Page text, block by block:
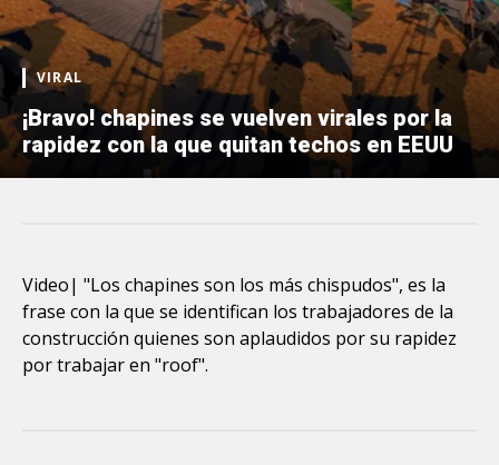
VIRAL
¡Bravo! chapines se vuelven virales por la
rapidez con la que quitan techos en EEUU
Video| "Los chapines son los más chispudos", es la
frase con la que se identifican los trabajadores de la
construcción quienes son aplaudidos por su rapidez
por trabajar en "roof".